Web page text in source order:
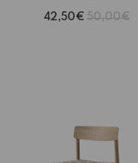
42,50€ 50,00€